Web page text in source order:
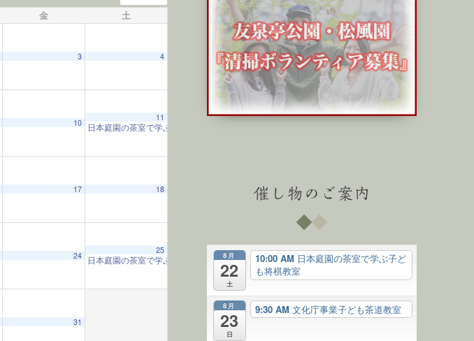
金 土
3 4
10
11
日本庭園の茶室で学ぶ子ども将棋教室
17 18
24
25
日本庭園の茶室で学ぶ子ども将棋教室10:00 AM
31
催し物のご案内
8月
22
土
10:00 AM 日本庭園の茶室で学ぶ子ど
も将棋教室
8月
23
日
9:30 AM 文化庁事業子ども茶道教室